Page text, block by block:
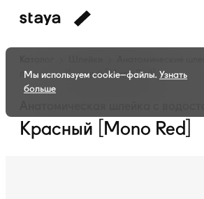
лентой
Красный [Mono Red]
Красный [Mono Red]
Мы используем cookie–файлы. Узнать
больше